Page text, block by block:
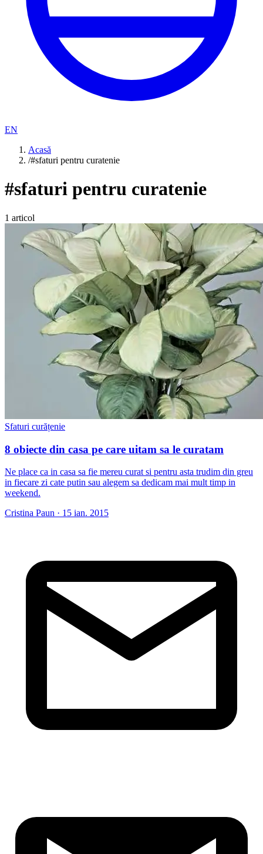
EN
Acasă
/#sfaturi pentru curatenie
#sfaturi pentru curatenie
1 articol
Sfaturi curățenie
8 obiecte din casa pe care uitam sa le curatam
Ne place ca in casa sa fie mereu curat si pentru asta trudim din greu
in fiecare zi cate putin sau alegem sa dedicam mai mult timp in
weekend.
Cristina Paun · 15 ian. 2015